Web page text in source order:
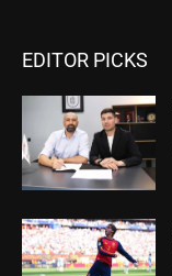
EDITOR PICKS